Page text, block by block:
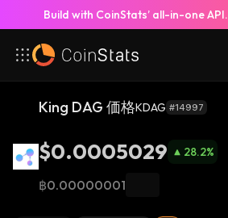
Build with CoinStats’ all-in-one API.
King DAG 価格KDAG #14997
$0.0005029 28.2%
฿0.00000001